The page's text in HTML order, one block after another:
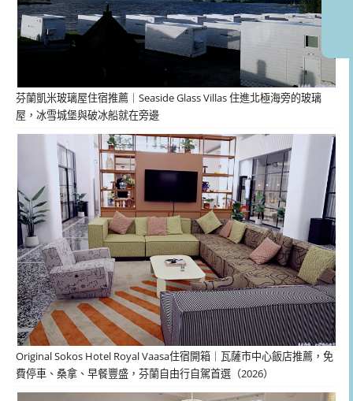
芬蘭凱米玻璃屋住宿推薦｜Seaside Glass Villas 住進北極海旁的玻璃
屋，冰雪城堡與破冰船就在旁邊
Original Sokos Hotel Royal Vaasa住宿開箱｜瓦薩市中心飯店推薦，免
費停車、桑拿、早餐豐盛，芬蘭自由行自駕首選（2026）